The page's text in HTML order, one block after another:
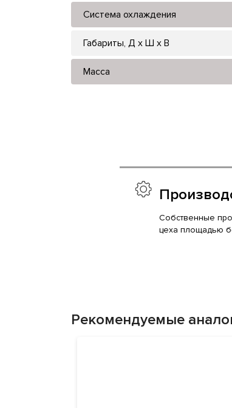
Система охлаждения
Габариты, Д x Ш x В
Масса
Собственные
цеха площадью
Рекомендуемые